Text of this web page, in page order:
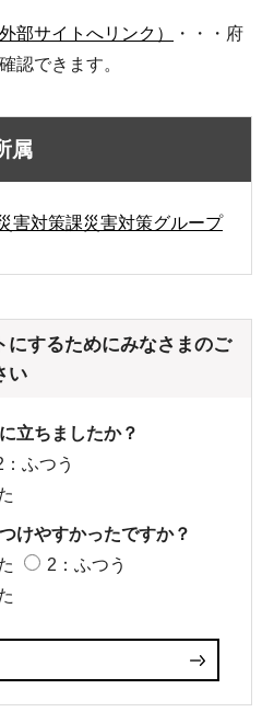
部サイトへリンク）
・・・府
認できます。
属
害対策課災害対策グループ
にするためにみなさまのご
い
立ちましたか？
：ふつう
けやすかったですか？
2：ふつう